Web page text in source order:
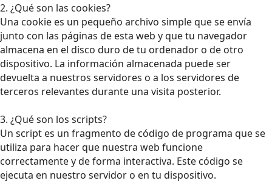
2. ¿Qué son las cookies?
Una cookie es un pequeño archivo simple que se envía
junto con las páginas de esta web y que tu navegador
almacena en el disco duro de tu ordenador o de otro
dispositivo. La información almacenada puede ser
devuelta a nuestros servidores o a los servidores de
terceros relevantes durante una visita posterior.
3. ¿Qué son los scripts?
Un script es un fragmento de código de programa que se
utiliza para hacer que nuestra web funcione
correctamente y de forma interactiva. Este código se
ejecuta en nuestro servidor o en tu dispositivo.